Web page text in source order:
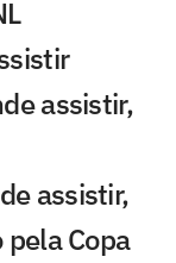
assistir,
assistir,
Copa